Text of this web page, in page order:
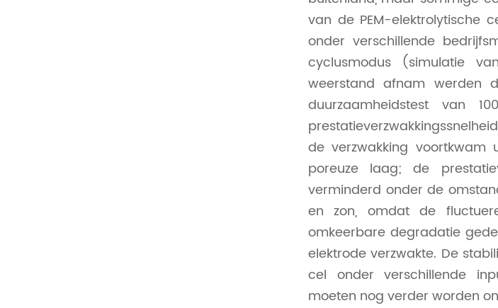
van de PEM-elektrolytische
onder verschillende
cyclusmodus (simulatie
weerstand afnam werden
duurzaamheidstest van
de verzwakking
poreuze laag; de
verminderd onder de
en zon, omdat de
omkeerbare degradatie
elektrode verzwakte. De
cel onder verschillende
moeten nog verder worden